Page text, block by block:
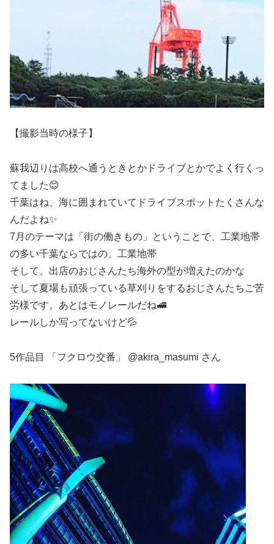
【撮影当時の様子】
蘇我辺りは高校へ通うときとかドライブとかでよく行くっ
てました😊
千葉はね、海に囲まれていてドライブスポットたくさんな
んだよね✨
7月のテーマは「街の働きもの」ということで、工業地帯
の多い千葉ならではの、工業地帯
そして、出店のおじさんたち海外の型が増えたのかな
そして夏場も頑張っている草刈りをするおじさんたちご苦
労様です。あとはモノレールだね🚅
レールしか写ってないけど💦
5作品目 「フクロウ交番」 @akira_masumi さん